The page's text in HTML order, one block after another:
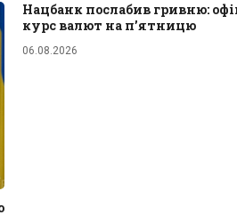
Нацбанк послабив гривню:
курс валют на п’ятницю
06.08.2026